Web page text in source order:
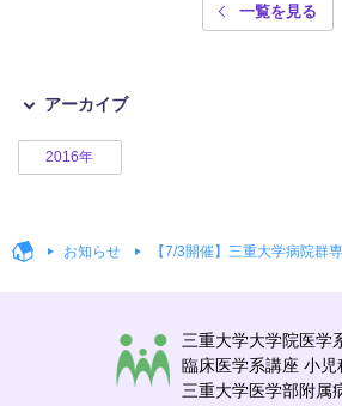
一覧を見る
アーカイブ
2016年
お知らせ 【7/3開催】三重大学病院群専
三重大学大学院医学
臨床医学系講座 小児
三重大学医学部附属